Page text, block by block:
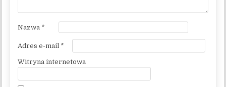
Nazwa *
Adres e-mail *
Witryna internetowa